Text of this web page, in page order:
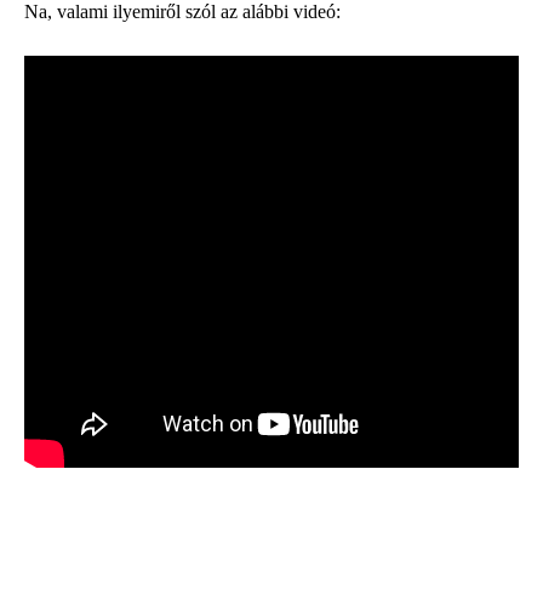
Na, valami ilyemiről szól az alábbi videó: